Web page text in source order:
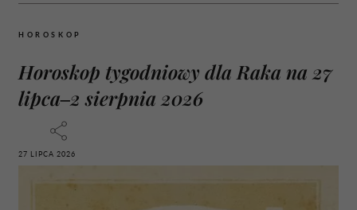
HOROSKOP
Horoskop tygodniowy dla Raka na 27
lipca–2 sierpnia 2026
27 LIPCA 2026